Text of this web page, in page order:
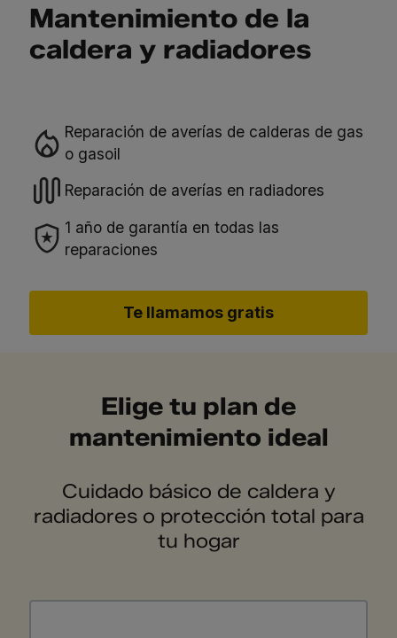
Mantenimiento de la
caldera y radiadores
Reparación de averías de calderas de gas
o gasoil
Reparación de averías en radiadores
1 año de garantía en todas las
reparaciones
Te llamamos gratis
Elige tu plan de
mantenimiento ideal
Cuidado básico de caldera y
radiadores o protección total para
tu hogar